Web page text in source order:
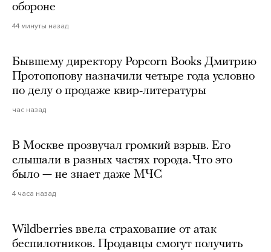
обороне
44 минуты назад
Бывшему директору Popcorn Books Дмитрию
Протопопову назначили четыре года условно
по делу о продаже квир-литературы
час назад
В Москве прозвучал громкий взрыв. Его
слышали в разных частях города. Что это
было — не знает даже МЧС
4 часа назад
Wildberries ввела страхование от атак
беспилотников. Продавцы смогут получить